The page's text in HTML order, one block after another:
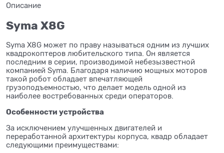
Описание
Syma X8G
Syma X8G может по праву называться одним из лучших
квадрокоптеров любительского типа. Он является
последним в серии, производимой небезызвестной
компанией Syma. Благодаря наличию мощных моторов
такой робот обладает впечатляющей
грузоподъемностью, что делает модель одной из
наиболее востребованных среди операторов.
Особенности устройства
За исключением улучшенных двигателей и
переработанной архитектуры корпуса, квадр обладает
следующими преимуществами: